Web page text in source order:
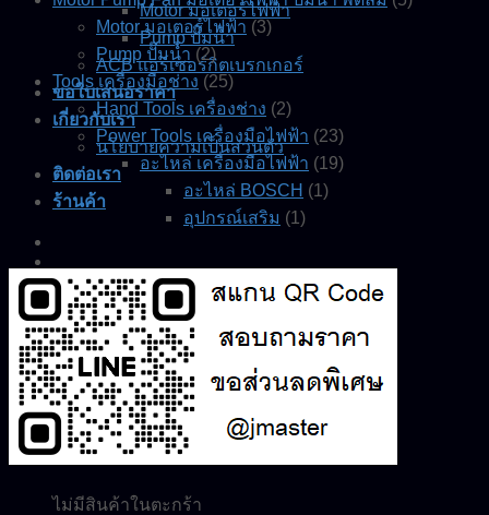
Motor มอเตอร์ไฟฟ้า
Pump ปั๊มน้ำ
ACB แอร์เซอร์กิตเบรกเกอร์
ขอใบเสนอราคา
เกี่ยวกับเรา
นโยบายความเป็นส่วนตัว
ติดต่อเรา
ร้านค้า
0.00 ฿ 0
ไม่มีสินค้าในตะกร้า
ค้นหา:
0
ตะกร้าสินค้า
ไม่มีสินค้าในตะกร้า
Motor มอเตอร์ไฟฟ้า (3)
Pump ปั๊มน้ำ (2)
Tools เครื่องมือช่าง (25)
Hand Tools เครื่องช่าง (2)
Power Tools เครื่องมือไฟฟ้า (23)
อะไหล่ เครื่องมือไฟฟ้า (19)
อะไหล่ BOSCH (1)
อุปกรณ์เสริม (1)